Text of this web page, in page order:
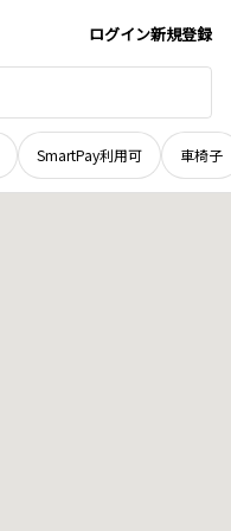
ログイン新規登録
SmartPay利用可 車椅子